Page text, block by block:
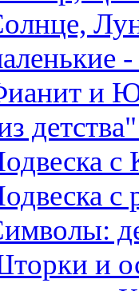
и
с
и